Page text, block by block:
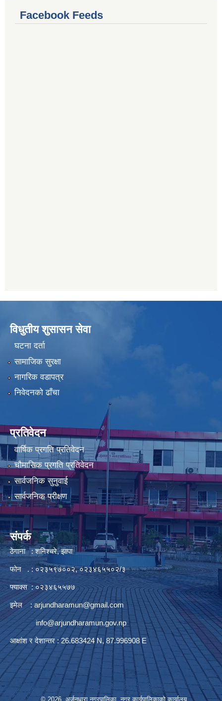
Facebook Feeds
विधुतीय शुसासन सेवा
घटना दर्ता
सामाजिक सुरक्षा
नागरिक वडापत्र
निवेदनको ढाँचा
प्रतिवेदन
वार्षिक प्रगति प्रतिवेदन
चौमासिक प्रगति प्रतिवेदन
सार्वजनिक सुनुवाई
सार्वजनिक परीक्षण
संपर्क
ठेगाना : शनिश्चरे, झापा
फोन . : ०२३५९७००२, ०२३४६५५०२/३
फ्याक्स : ०२३४६५५७७
इमेल :arjundharamun@gmail.com
info@arjundharamun.gov.np
आक्षांश र देशान्तर : 26.683424 N, 87.996908 E
© 2026 अर्जुनधारा नगरपालिका, नगर कार्यपालिकाको कार्यालय